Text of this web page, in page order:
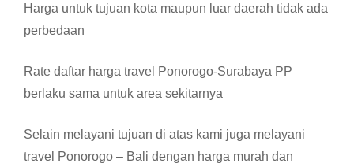
Harga untuk tujuan kota maupun luar daerah tidak ada
perbedaan
Rate daftar harga travel Ponorogo-Surabaya PP
berlaku sama untuk area sekitarnya
Selain melayani tujuan di atas kami juga melayani
travel Ponorogo – Bali dengan harga murah dan